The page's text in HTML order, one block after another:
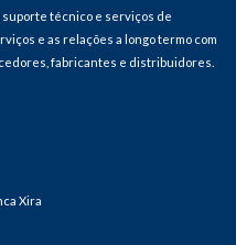
técnico e serviços de
e as relações a longo termo com
fabricantes e distribuidores.
Xira